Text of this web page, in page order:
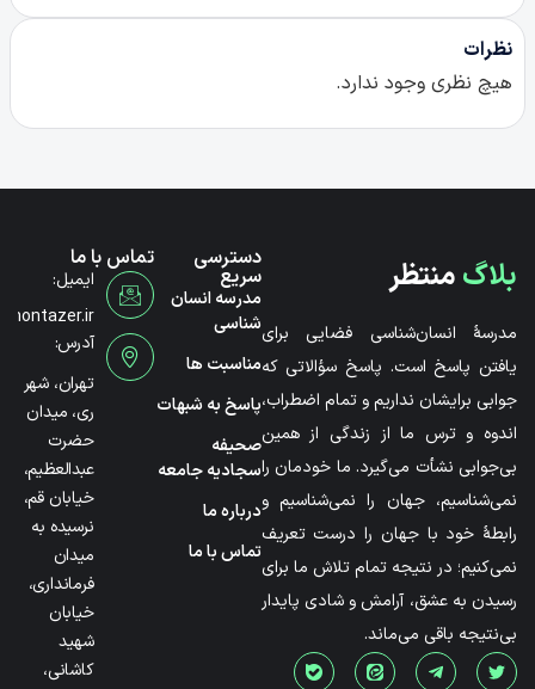
نظرات
هیچ نظری وجود ندارد.
بلاگمنتظر
مدرسۀ انسان‌شناسی فضایی برای
یافتن پاسخ است. پاسخ سؤالاتی که
جوابی برایشان نداریم و تمام اضطراب،
اندوه و ترس ما از زندگی از همین
بی‌جوابی نشأت می‌گیرد. ما خودمان را
نمی‌شناسیم، جهان را نمی‌شناسیم و
رابطۀ خود با جهان را درست تعریف
نمی‌کنیم؛ در نتیجه تمام تلاش ما برای
رسیدن به عشق، آرامش و شادی پایدار
بی‌نتیجه باقی می‌ماند.
دسترسی
سریع
مدرسه انسان
شناسی
مناسبت ها
پاسخ به شبهات
صحیفه
سجادیه جامعه
درباره ما
تماس با ما
تماس با ما
ایمیل:
آدرس:
تهران، شهر
ری، میدان
حضرت
عبدالعظیم،
خیابان قم،
نرسیده به
میدان
فرمانداری،
خیابان
شهید
کاشانی،